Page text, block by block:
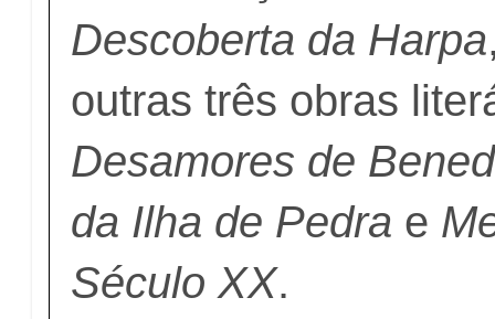
Descoberta da Harpa
outras três obras
Desamores de
da Ilha de Pedra e
Século XX.